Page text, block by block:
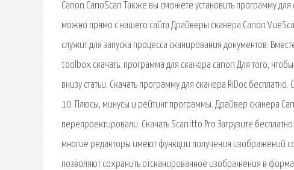
Canon CanoScan Также вы сможете установить программу
можно прямо с нашего сайта Драйверы сканера Canon
служит для запуска процесса сканирования документов.
toolbox скачать. программа для сканера canon Для того,
внизу статьи. Скачать программу для сканера RiDoc
10. Плюсы, минусы и рейтинг программы. Драйвер сканера
перепроектировали. Скачать Scanitto Pro Загрузите
многие редакторы имеют функции получения изображений
позволяют сохранить отсканированное изображения в